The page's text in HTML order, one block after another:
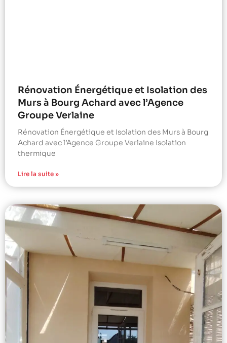
Rénovation Énergétique et Isolation des
Murs à Bourg Achard avec l’Agence
Groupe Verlaine
Rénovation Énergétique et Isolation des Murs à Bourg
Achard avec l’Agence Groupe Verlaine Isolation
thermique
Lire la suite »